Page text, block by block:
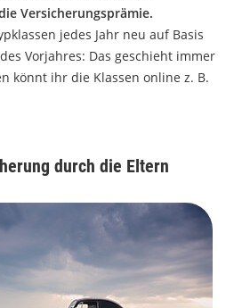
Versicherungsprämie.
jedes Jahr neu auf Basis
Vorjahres: Das geschieht immer
könnt ihr die Klassen online z. B.
durch die Eltern